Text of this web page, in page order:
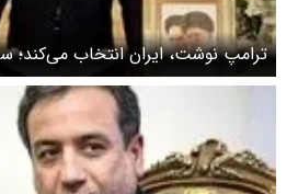
ترامپ نوشت، ایران انتخاب
خارجی در ۱۴۰۴ در گرو پاسخ به یک نامه